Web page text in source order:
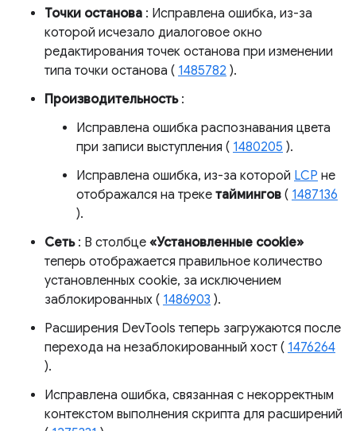
Точки останова : Исправлена ​​ошибка, из-за
которой исчезало диалоговое окно
редактирования точек останова при изменении
типа точки останова ( 1485782 ).
Производительность:
Исправлена ​​ошибка распознавания цвета
при записи выступления ( 1480205 ).
Исправлена ​​ошибка, из-за которой LCP не
отображался на треке таймингов ( 1487136
).
Сеть: В столбце «Установленные cookie»
теперь отображается правильное количество
установленных cookie, за исключением
заблокированных ( 1486903 ).
Расширения DevTools теперь загружаются после
перехода на незаблокированный хост ( 1476264
).
Исправлена ​​ошибка, связанная с некорректным
контекстом выполнения скрипта для расширений